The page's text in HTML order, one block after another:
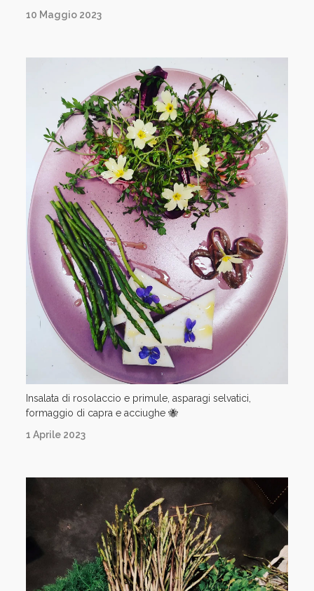
10 Maggio 2023
1 Aprile 2023
Insalata di rosolaccio e primule, asparagi selvatici,
formaggio di capra e acciughe 🐝